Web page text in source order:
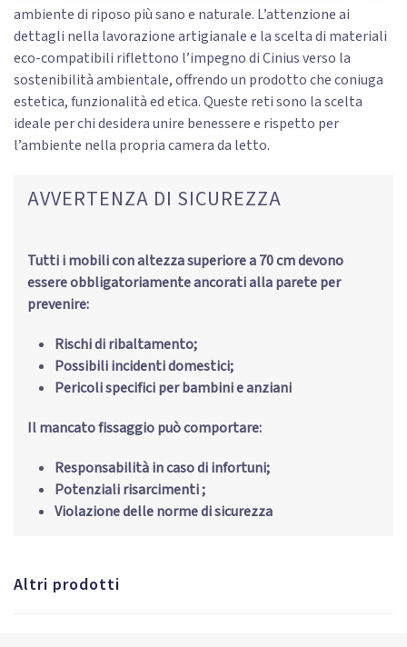
ambiente di riposo più sano e naturale. L’attenzione ai
dettagli nella lavorazione artigianale e la scelta di materiali
eco-compatibili riflettono l’impegno di Cinius verso la
sostenibilità ambientale, offrendo un prodotto che coniuga
estetica, funzionalità ed etica. Queste reti sono la scelta
ideale per chi desidera unire benessere e rispetto per
l’ambiente nella propria camera da letto.
AVVERTENZA DI SICUREZZA
Tutti i mobili con altezza superiore a 70 cm devono
essere obbligatoriamente ancorati alla parete per
prevenire:
Rischi di ribaltamento;
Possibili incidenti domestici;
Pericoli specifici per bambini e anziani
Il mancato fissaggio può comportare:
Responsabilità in caso di infortuni;
Potenziali risarcimenti ;
Violazione delle norme di sicurezza
Altri prodotti